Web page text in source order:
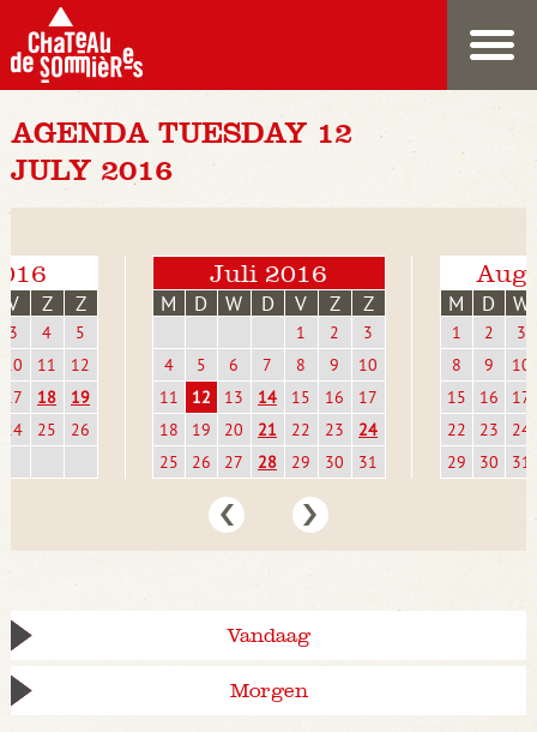
AGENDA TUESDAY 12
JULY 2016
V Z Z
3 4
5
10
11
12
17
18
19
24
25 26
Juli 2016
M D W D V Z Z
1 2
3
4
5 6 7 8 9
10
11
12 13 14 15 16
17
18
19 20 21 22 23
24
25
26 27 28 29 30 31
M D W
1 2
3
8
9
10
15
16
17
22
23
24
29
30 31
Vandaag
Morgen